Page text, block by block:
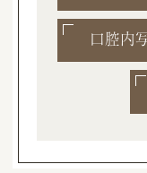
口腔内